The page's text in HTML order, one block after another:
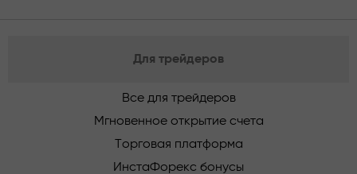
Для трейдеров
Все для трейдеров
Мгновенное открытие счета
Торговая платформа
ИнстаФорекс бонусы